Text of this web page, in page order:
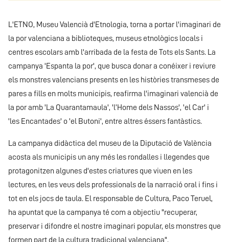
L'ETNO, Museu Valencià d'Etnologia, torna a portar l'imaginari de
la por valenciana a biblioteques, museus etnològics locals i
centres escolars amb l'arribada de la festa de Tots els Sants. La
campanya 'Espanta la por', que busca donar a conéixer i reviure
els monstres valencians presents en les històries transmeses de
pares a fills en molts municipis, reafirma l'imaginari valencià de
la por amb 'La Quarantamaula', 'l’Home dels Nassos', 'el Car' i
'les Encantades' o 'el Butoni', entre altres éssers fantàstics.
La campanya didàctica del museu de la Diputació de València
acosta als municipis un any més les rondalles i llegendes que
protagonitzen algunes d'estes criatures que viuen en les
lectures, en les veus dels professionals de la narració oral i fins i
tot en els jocs de taula. El responsable de Cultura, Paco Teruel,
ha apuntat que la campanya té com a objectiu "recuperar,
preservar i difondre el nostre imaginari popular, els monstres que
formen part de la cultura tradicional valenciana".